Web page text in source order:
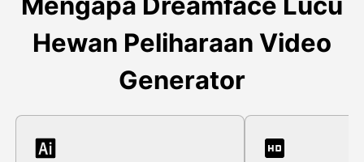
Hewan Peliharaan Video
Generator